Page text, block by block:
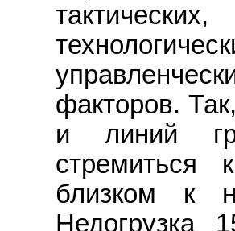
факторов.
и линий
стремиться
близком к
Недогрузка